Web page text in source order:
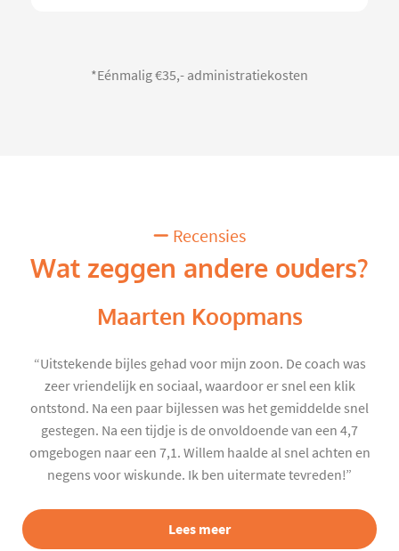
*Eénmalig €35,- administratiekosten
Recensies
Wat zeggen andere ouders?
Maarten Koopmans
“Uitstekende bijles gehad voor mijn zoon. De coach was
zeer vriendelijk en sociaal, waardoor er snel een klik
ontstond. Na een paar bijlessen was het gemiddelde snel
gestegen. Na een tijdje is de onvoldoende van een 4,7
omgebogen naar een 7,1. Willem haalde al snel achten en
negens voor wiskunde. Ik ben uitermate tevreden!”
Lees meer